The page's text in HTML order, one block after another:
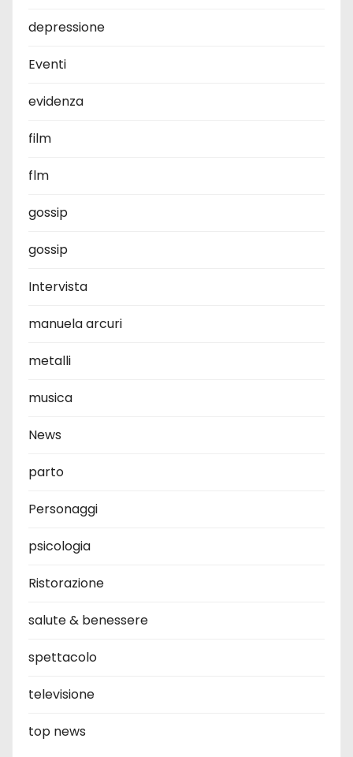
depressione
Eventi
evidenza
film
flm
gossip
gossip
Intervista
manuela arcuri
metalli
musica
News
parto
Personaggi
psicologia
Ristorazione
salute & benessere
spettacolo
televisione
top news